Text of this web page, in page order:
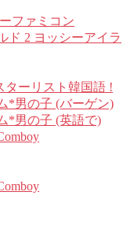
ファミコン
ド 2 ヨッシーアイラ
ターリスト韓国語 !
*男の子 (バーゲン)
*男の子 (英語で)